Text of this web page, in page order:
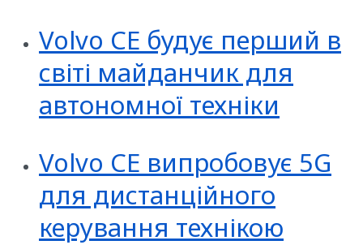
Volvo CE будує перший в
світі майданчик для
автономної техніки
Volvo CE випробовує 5G
для дистанційного
керування технікою